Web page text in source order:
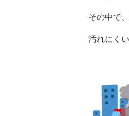
その中で
汚れにく